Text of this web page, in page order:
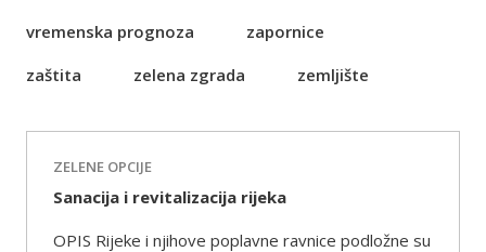
vremenska prognoza
zapornice
zaštita
zelena zgrada zemljište
ZELENE OPCIJE
Sanacija i revitalizacija rijeka
OPIS Rijeke i njihove poplavne ravnice podložne su